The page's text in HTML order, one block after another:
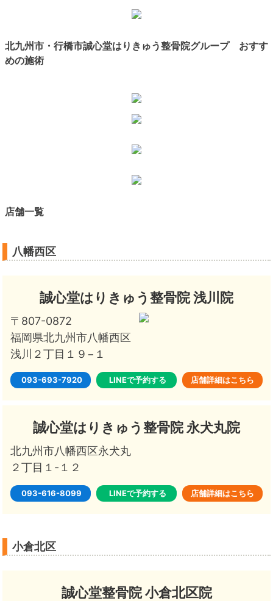
北九州市・行橋市誠心堂はりきゅう整骨院グループ おすす
めの施術
店舗一覧
八幡西区
誠心堂はりきゅう整骨院 浅川院
〒807-0872
福岡県北九州市八幡西区
浅川２丁目１９−１
093-693-7920 LINEで予約する 店舗詳細はこちら
誠心堂はりきゅう整骨院 永犬丸院
北九州市八幡西区永犬丸
２丁目１-１２
093-616-8099 LINEで予約する 店舗詳細はこちら
小倉北区
誠心堂整骨院 小倉北区院